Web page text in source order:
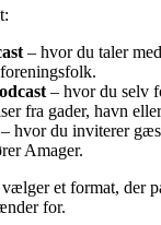
– hvor du taler
– hvor du selv
fra gader, havn
– hvor du inviterer
Amager.
et format, der
for.